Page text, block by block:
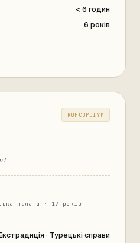
< 6 годин
6 років
КОНСОРЦІУМ
палата · 17 років
· Турецькі справи